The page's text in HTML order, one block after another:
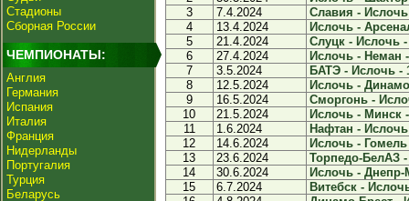
Стадионы
Сборная России
ЧЕМПИОНАТЫ:
Англия
Германия
Испания
Италия
Франция
Нидерланды
Португалия
Турция
Беларусь
3
7.4.2024
Славия - Ислочь
4
13.4.2024
Ислочь -
5
21.4.2024
Слуцк - Ислочь -
6
27.4.2024
Ислочь - Неман
7
3.5.2024
БАТЭ - Ислочь -
8
12.5.2024
Ислочь -
9
16.5.2024
Сморгонь -
10
21.5.2024
Ислочь - Минск
11
1.6.2024
Нафтан -
12
14.6.2024
Ислочь - Гомель
13
23.6.2024
Торпедо-БелАЗ
14
30.6.2024
Ислочь - Днепр-
15
6.7.2024
Витебск -